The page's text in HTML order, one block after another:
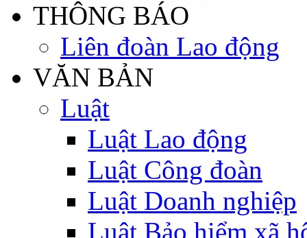
THÔNG BÁO
Liên đoàn Lao động
VĂN BẢN
Luật
Luật Lao động
Luật Công đoàn
Luật Doanh nghiệp
Luật Bảo hiểm xã